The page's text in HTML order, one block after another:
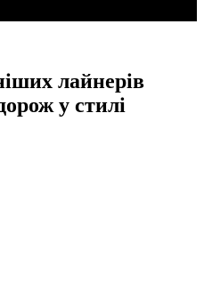
лайнерів
у стилі